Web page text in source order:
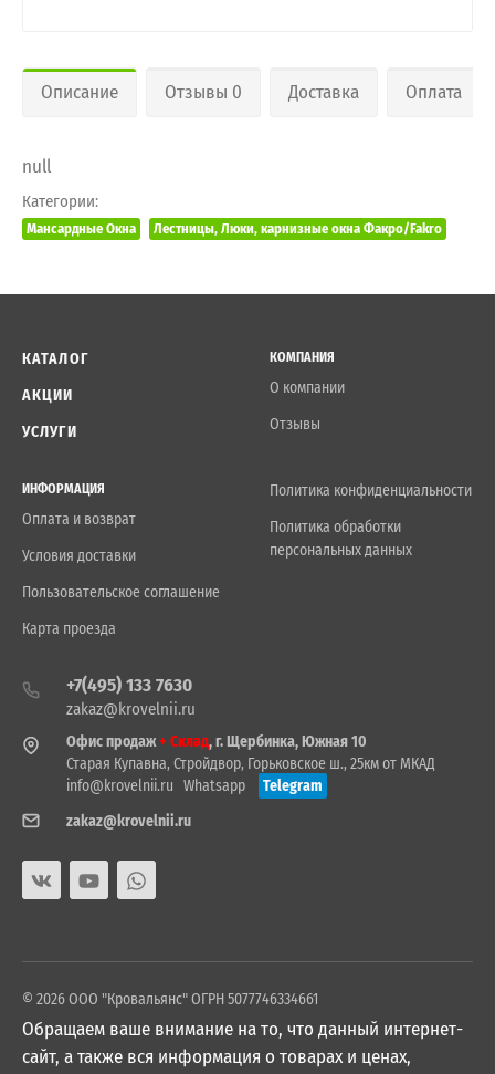
Описание Отзывы 0 Доставка Оплата
null
Категории:
Мансардные Окна Лестницы, Люки, карнизные окна Факро/Fakro
КАТАЛОГ
АКЦИИ
УСЛУГИ
КОМПАНИЯ
О компании
Отзывы
ИНФОРМАЦИЯ
Оплата и возврат
Условия доставки
Пользовательское соглашение
Карта проезда
Политика конфиденциальности
Политика обработки
персональных данных
+7(495) 133 7630
zakaz@krovelnii.ru
Офис продаж+ Склад, г. Щербинка, Южная 10
Старая Купавна, Стройдвор, Горьковское ш., 25км от МКАД
info@krovelnii.ru Whatsapp
Telegram
zakaz@krovelnii.ru
© 2026 ООО "Кровальянс" ОГРН 5077746334661
Обращаем ваше внимание на то, что данный интернет-
сайт, а также вся информация о товарах и ценах,